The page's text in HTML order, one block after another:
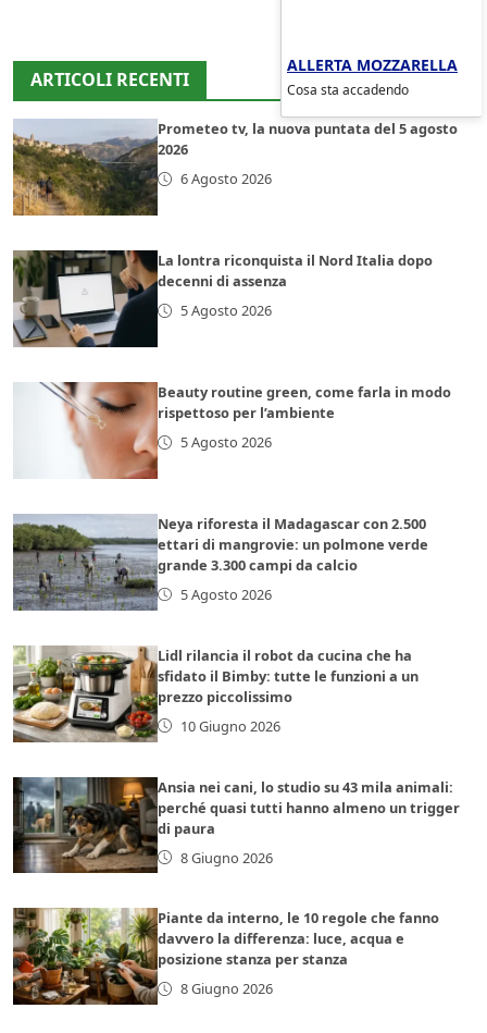
ARTICOLI RECENTI
Prometeo tv, la nuova puntata del 5 agosto
2026
6 Agosto 2026
La lontra riconquista il Nord Italia dopo
decenni di assenza
5 Agosto 2026
Beauty routine green, come farla in modo
rispettoso per l’ambiente
5 Agosto 2026
Neya riforesta il Madagascar con 2.500
ettari di mangrovie: un polmone verde
grande 3.300 campi da calcio
5 Agosto 2026
Lidl rilancia il robot da cucina che ha
sfidato il Bimby: tutte le funzioni a un
prezzo piccolissimo
10 Giugno 2026
Ansia nei cani, lo studio su 43 mila animali:
perché quasi tutti hanno almeno un trigger
di paura
8 Giugno 2026
Piante da interno, le 10 regole che fanno
davvero la differenza: luce, acqua e
posizione stanza per stanza
8 Giugno 2026
ALLERTA MOZZARELLA
Cosa sta accadendo